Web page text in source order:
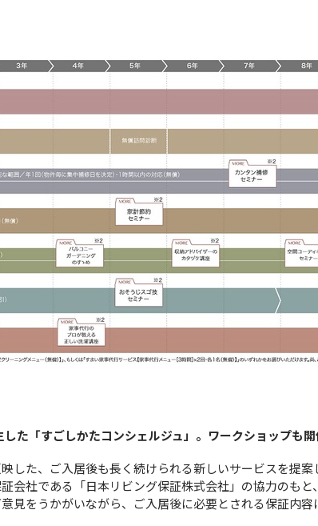
た「すごしかたコンシェルジュ」。ワークショップも
した、ご入居後も長く続けられる新しいサービスを提
会社である「日本リビング保証株式会社」の協力のも
見をうかがいながら、ご入居後に必要とされる保証内容